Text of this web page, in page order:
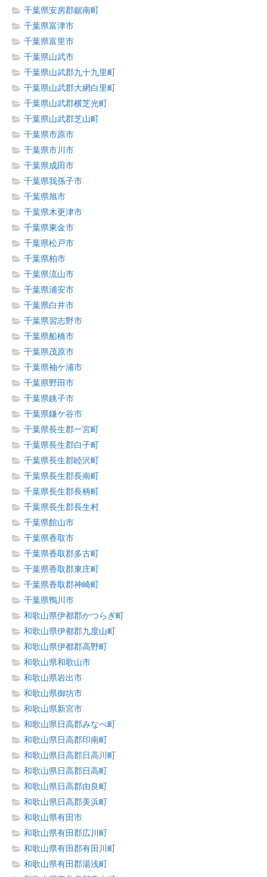
千葉県安房郡鋸南町
千葉県富津市
千葉県富里市
千葉県山武市
千葉県山武郡九十九里町
千葉県山武郡大網白里町
千葉県山武郡横芝光町
千葉県山武郡芝山町
千葉県市原市
千葉県市川市
千葉県成田市
千葉県我孫子市
千葉県旭市
千葉県木更津市
千葉県東金市
千葉県松戸市
千葉県柏市
千葉県流山市
千葉県浦安市
千葉県白井市
千葉県習志野市
千葉県船橋市
千葉県茂原市
千葉県袖ケ浦市
千葉県野田市
千葉県銚子市
千葉県鎌ケ谷市
千葉県長生郡一宮町
千葉県長生郡白子町
千葉県長生郡睦沢町
千葉県長生郡長南町
千葉県長生郡長柄町
千葉県長生郡長生村
千葉県館山市
千葉県香取市
千葉県香取郡多古町
千葉県香取郡東庄町
千葉県香取郡神崎町
千葉県鴨川市
和歌山県伊都郡かつらぎ町
和歌山県伊都郡九度山町
和歌山県伊都郡高野町
和歌山県和歌山市
和歌山県岩出市
和歌山県御坊市
和歌山県新宮市
和歌山県日高郡みなべ町
和歌山県日高郡印南町
和歌山県日高郡日高川町
和歌山県日高郡日高町
和歌山県日高郡由良町
和歌山県日高郡美浜町
和歌山県有田市
和歌山県有田郡広川町
和歌山県有田郡有田川町
和歌山県有田郡湯浅町